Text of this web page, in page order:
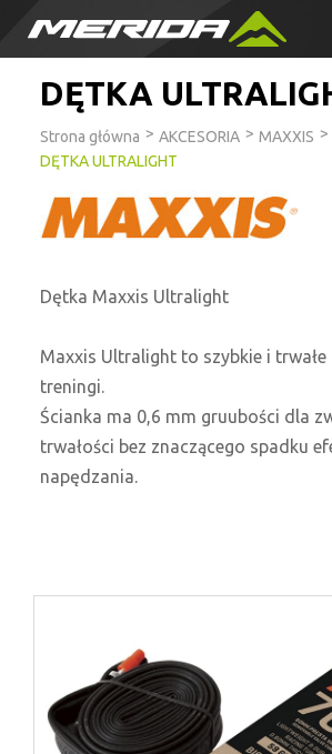
DĘTKA
Strona główna > AKCESORIA > MAXXIS >
DĘTKA ULTRALIGHT
Dętka Maxxis Ultralight
Maxxis Ultralight to szybkie i
treningi.
Ścianka ma 0,6 mm gruubości dla
trwałości bez znaczącego spadku
napędzania.